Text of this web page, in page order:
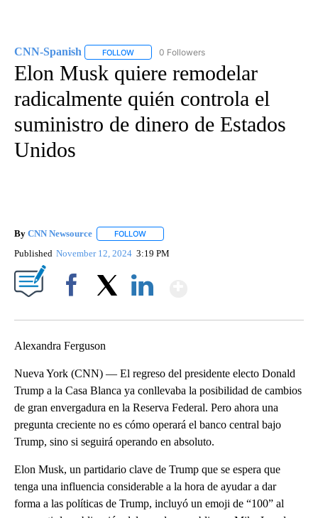
CNN-Spanish FOLLOW FOLLOW "CNN-SPANISH" TO RECEIVE
0 Followers
Elon Musk quiere remodelar
radicalmente quién controla el
suministro de dinero de Estados
Unidos
By CNN Newsource FOLLOW
Published November 12, 2024 3:19 PM
Alexandra Ferguson
Nueva York (CNN) — El regreso del presidente electo Donald
Trump a la Casa Blanca ya conllevaba la posibilidad de cambios
de gran envergadura en la Reserva Federal. Pero ahora una
pregunta creciente no es cómo operará el banco central bajo
Trump, sino si seguirá operando en absoluto.
Elon Musk, un partidario clave de Trump que se espera que
tenga una influencia considerable a la hora de ayudar a dar
forma a las políticas de Trump, incluyó un emoji de “100” al